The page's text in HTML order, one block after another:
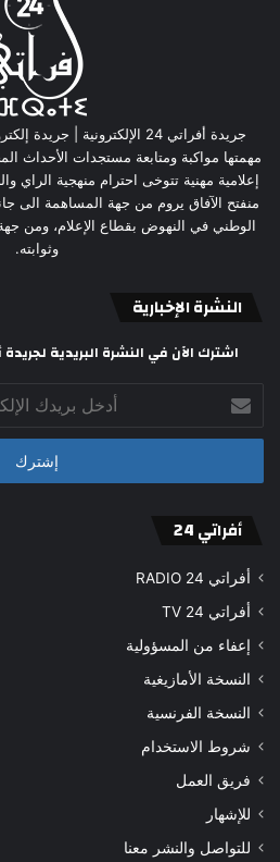
جريدة أفراتي 24 الإلكترونية |
مهمتها مواكبة ومتابعة مستجدات الأحداث
إعلامية مهنية تتوخى احترام منهجية الراي
منفتح الآفاق يروم من جهة المساهمة الى
الوطني في النهوض بقطاع الإعلام، ومن
وثوابته.
النشرة الإخبارية
اشترك الآن في النشرة البريدية لجريدة أفراتي 24، لتصلك
أدخل
بريدك
الإلكتروني
أفراتي 24
أفراتي 24 RADIO
أفراتي 24 TV
إعفاء من المسؤولية
النسخة الأمازيغية
النسخة الفرنسية
شروط الاستخدام
فريق العمل
للإشهار
للتواصل والنشر معنا